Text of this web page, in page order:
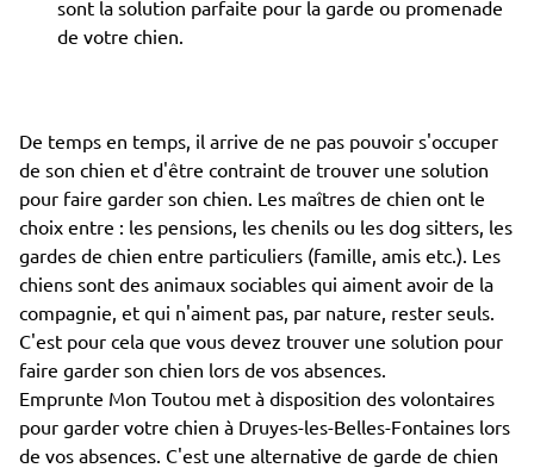
sont la solution parfaite pour la garde ou promenade
de votre chien.
De temps en temps, il arrive de ne pas pouvoir s'occuper
de son chien et d'être contraint de trouver une solution
pour faire garder son chien. Les maîtres de chien ont le
choix entre : les pensions, les chenils ou les dog sitters, les
gardes de chien entre particuliers (famille, amis etc.). Les
chiens sont des animaux sociables qui aiment avoir de la
compagnie, et qui n'aiment pas, par nature, rester seuls.
C'est pour cela que vous devez trouver une solution pour
faire garder son chien lors de vos absences.
Emprunte Mon Toutou met à disposition des volontaires
pour garder votre chien à Druyes-les-Belles-Fontaines lors
de vos absences. C'est une alternative de garde de chien